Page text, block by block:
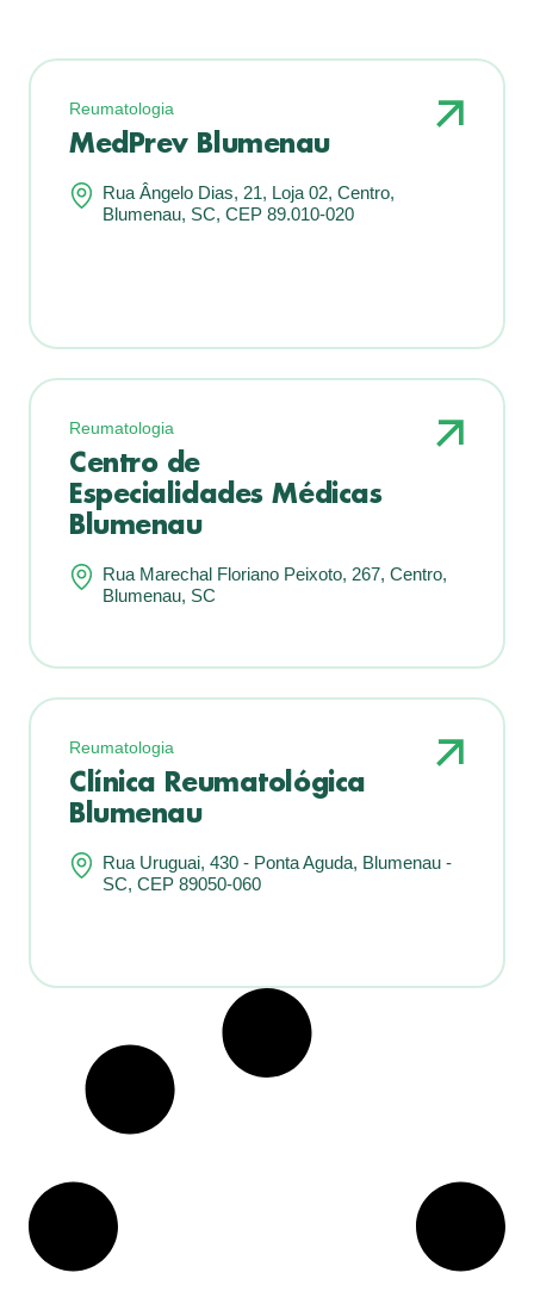
Reumatologia
MedPrev Blumenau
Rua Ângelo Dias, 21, Loja 02, Centro,
Blumenau, SC, CEP 89.010-020
Reumatologia
Centro de
Especialidades Médicas
Blumenau
Rua Marechal Floriano Peixoto, 267, Centro,
Blumenau, SC
Reumatologia
Clínica Reumatológica
Blumenau
Rua Uruguai, 430 - Ponta Aguda, Blumenau -
SC, CEP 89050-060